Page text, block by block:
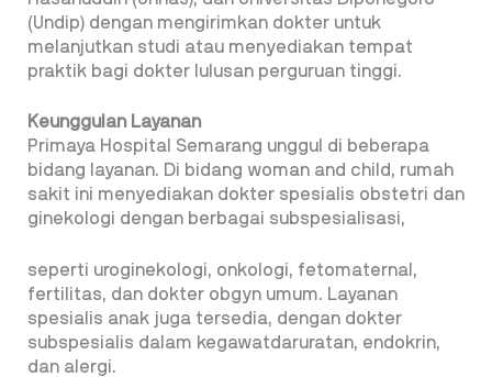
(Undip) dengan mengirimkan dokter untuk
melanjutkan studi atau menyediakan tempat
praktik bagi dokter lulusan perguruan tinggi.
Keunggulan Layanan
Primaya Hospital Semarang unggul di beberapa
bidang layanan. Di bidang woman and child, rumah
sakit ini menyediakan dokter spesialis obstetri dan
ginekologi dengan berbagai subspesialisasi,
seperti uroginekologi, onkologi, fetomaternal,
fertilitas, dan dokter obgyn umum. Layanan
spesialis anak juga tersedia, dengan dokter
subspesialis dalam kegawatdaruratan, endokrin,
dan alergi.